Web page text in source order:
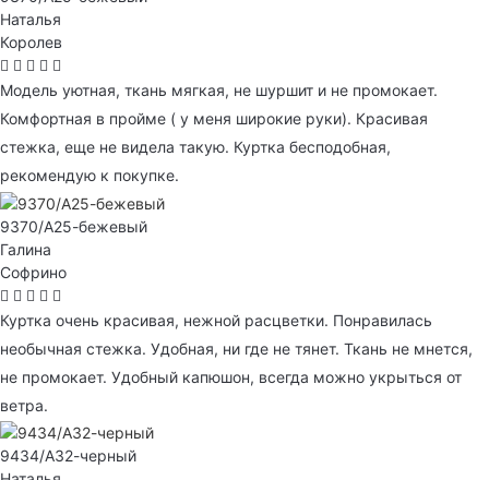
Наталья
Королев
Модель уютная, ткань мягкая, не шуршит и не промокает.
Комфортная в пройме ( у меня широкие руки). Красивая
стежка, еще не видела такую. Куртка бесподобная,
рекомендую к покупке.
9370/А25-бежевый
Галина
Софрино
Куртка очень красивая, нежной расцветки. Понравилась
необычная стежка. Удобная, ни где не тянет. Ткань не мнется,
не промокает. Удобный капюшон, всегда можно укрыться от
ветра.
9434/А32-черный